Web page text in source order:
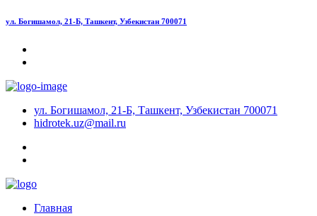
ул. Богишамол, 21-Б, Ташкент, Узбекистан 700071
ул. Богишамол, 21-Б, Ташкент, Узбекистан 700071
hidrotek.uz@mail.ru
Главная